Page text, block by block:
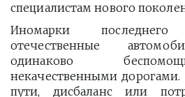
специалистам нового
Иномарки
отечественные
одинаково
некачественными
пути, дисбаланс или